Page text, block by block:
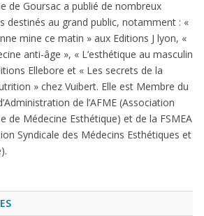
de Goursac a publié de nombreux
destinés au grand public, notamment : «
mine ce matin » aux Editions J lyon, «
anti-âge », « L’esthétique au masculin
Ellebore et « Les secrets de la
» chez Vuibert. Elle est Membre du
de l’AFME (Association
de Médecine Esthétique) et de la FSMEA
Syndicale des Médecins Esthétiques et